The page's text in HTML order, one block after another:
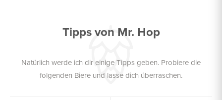
Tipps von Mr. Hop
Natürlich werde ich dir einige Tipps geben. Probiere die
folgenden Biere und lasse dich überraschen.